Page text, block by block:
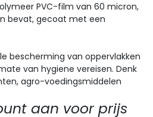
PVC-film van 60 micron,
bevat, gecoat met een
bescherming van oppervlakken
van hygiene vereisen. Denk
agro-voedingsmiddelen
aan voor prijs